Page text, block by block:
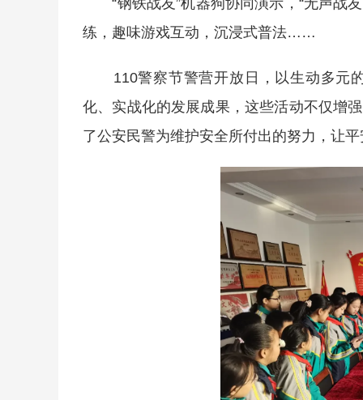
“钢铁战友”机器狗协同演示，“无声战友
练，趣味游戏互动，沉浸式普法……
110警察节警营开放日，以生动多元的
化、实战化的发展成果，这些活动不仅增
了公安民警为维护安全所付出的努力，让